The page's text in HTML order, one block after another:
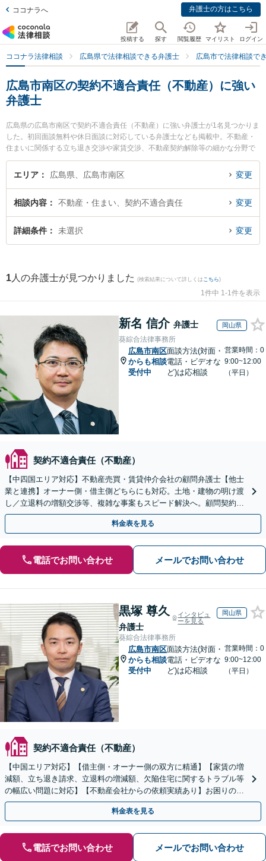
ココナラへ 弁護士の方はこちら
投稿する 探す 閲覧履歴 マイリスト ログイン
ココナラ法律相談 広島県で法律相談できる弁護士 広島市で法律相談で
広島市南区の契約不適合責任（不動産）に強い
弁護士
広島県の広島市南区で契約不適合責任（不動産）に強い弁護士が1名見つかりま
した。初回面談無料や休日面談に対応している弁護士なども掲載中。不動産・
住まいに関係する立ち退き交渉や家賃交渉、不動産契約解除等の細かな分野で
の絞り込み検索もでき便利です。特に弁護士法人あさかぜ法律事務所 広島駅前
事務所の後藤 信彦弁護士のプロフィール情報や弁護士費用、強みなどが注目さ
ラブル解決の実績豊富な近くの弁護士を検索したい』『初回相談無料で契約不
適合責任（不動産）を法律相談できる広島市南区内の弁護士に相談予約した
い』などでお困りの相談者さんにおすすめです。
エリア 広島県、広島市南区 変更
相談内容 不動産・住まい、契約不適合責任 変更
詳細条件 未選択 変更
1 人の弁護士が見つかりました (検索結果について詳しくは こちら)
1件中 1-1件を表示
新名 信介 弁護士 岡山県
葵綜合法律事務所
広島市南区
からも相談
受付中
面談方法(対面・
電話・ビデオな
ど)は応相談
営業時間：0
9:00~12:00
（平日）
契約不適合責任（不動産）
【中四国エリア対応】不動産売買・賃貸仲介会社の顧問弁護士【他士
業と連携】オーナー側・借主側どちらにも対応。土地・建物の明け渡
し／立退料の増額交渉等、複雑な事案もスピード解決へ。顧問契約も
お任せ！【夜間・休日対応】
料金表を見る
電話でお問い合わせ メールでお問い合わせ
黒塚 尊久
弁護士
インタビュ
ーを見る
岡山県
葵綜合法律事務所
広島市南区
からも相談
受付中
面談方法(対面・
電話・ビデオな
ど)は応相談
営業時間：0
9:00~12:00
（平日）
契約不適合責任（不動産）
【中国エリア対応】【借主側・オーナー側の双方に精通】【家賃の増
減額、立ち退き請求、立退料の増減額、欠陥住宅に関するトラブル等
の幅広い問題に対応】【不動産会社からの依頼実績あり】お困りの際
はご連絡ください。迅速かつ丁寧に対応いたします。
料金表を見る
電話でお問い合わせ メールでお問い合わせ